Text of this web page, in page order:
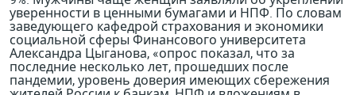
уверенности в ценными бумагами и НПФ. По словам
заведующего кафедрой страхования и экономики
социальной сферы Финансового университета
Александра Цыганова, «опрос показал, что за
последние несколько лет, прошедших после
пандемии, уровень доверия имеющих сбережения